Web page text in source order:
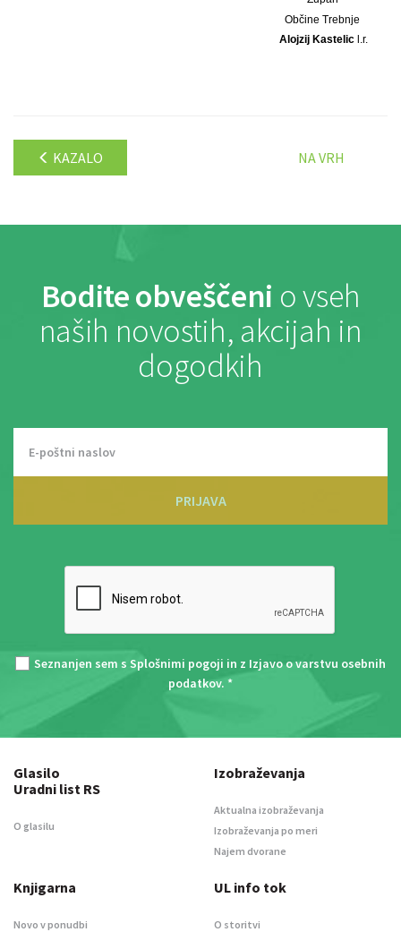
Občine Trebnje
Alojzij Kastelic l.r.
KAZALO NA VRH
Bodite obveščeni o vseh
naših novostih, akcijah in
dogodkih
PRIJAVA
Seznanjen sem s Splošnimi pogoji in z Izjavo o varstvu osebnih
podatkov. *
Glasilo
Uradni list RS
O glasilu
Izobraževanja
Aktualna izobraževanja
Izobraževanja po meri
Najem dvorane
Knjigarna
Novo v ponudbi
UL info tok
O storitvi